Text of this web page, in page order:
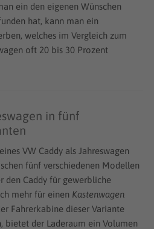
ein den eigenen Wünschen
hat, kann man ein
welches im Vergleich zum
oft 20 bis 30 Prozent
in fünf
VW Caddy als Jahreswagen
fünf verschiedenen Modellen
den Caddy für gewerbliche
mehr für einen Kastenwagen
Fahrerkabine dieser Variante
bietet der Laderaum ein Volumen